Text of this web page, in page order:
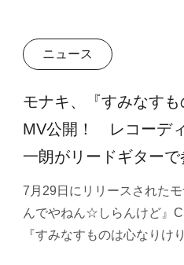
ニュース
モナキ、『すみなすも
MV公開！ レコーデ
一朗がリードギターで
7月29日にリリースされた
んでやねん☆しらんけど』
『すみなすものは心なり